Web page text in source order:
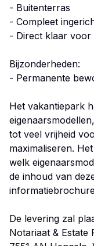
- Buitenterras
- Compleet
- Direct klaar voor
Bijzonderheden:
- Permanente
Het vakantiepark
tot veel vrijheid
maximaliseren.
welk
de inhoud van
De levering zal
Notariaat & Estate